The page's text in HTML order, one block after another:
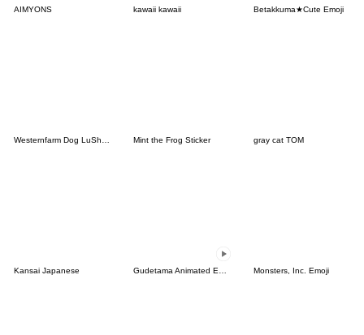
AIMYONS kawaii kawaii Betakkuma★Cute Emoji
Mint the Frog Sticker gray cat TOM
Kansai Japanese Monsters, Inc. Emoji